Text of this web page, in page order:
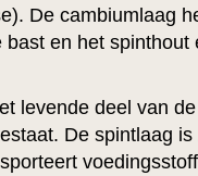
De cambiumlaag
bast en het spinthout
levende deel van
De spintlaag is